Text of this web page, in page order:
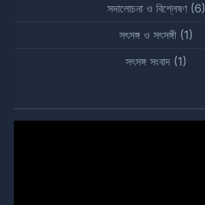
সদালোচনা ও বিশ্লেষণ(6)
সৎসঙ্গ ও সৎসঙ্গী (1)
সৎসঙ্গ সংবাদ (1)